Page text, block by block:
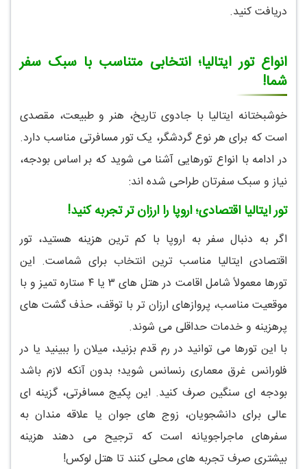
دریافت کنید.
انواع تور ایتالیا؛ انتخابی متناسب با سبک سفر
شما!
خوشبختانه ایتالیا با جادوی تاریخ، هنر و طبیعت، مقصدی
است که برای هر نوع گردشگر، یک تور مسافرتی مناسب دارد.
در ادامه با انواع تورهایی آشنا می شوید که بر اساس بودجه،
نیاز و سبک سفرتان طراحی شده اند:
تور ایتالیا اقتصادی؛ اروپا را ارزان تر تجربه کنید!
اگر به دنبال سفر به اروپا با کم ترین هزینه هستید، تور
اقتصادی ایتالیا مناسب ترین انتخاب برای شماست. این
تورها معمولاً شامل اقامت در هتل های ۳ یا ۴ ستاره تمیز و با
موقعیت مناسب، پروازهای ارزان تر با توقف، حذف گشت های
پرهزینه و خدمات حداقلی می شوند.
با این تورها می توانید در رم قدم بزنید، میلان را ببینید یا در
فلورانس غرق معماری رنسانس شوید؛ بدون آنکه لازم باشد
بودجه ای سنگین صرف کنید. این پکیج مسافرتی، گزینه ای
عالی برای دانشجویان، زوج های جوان یا علاقه مندان به
سفرهای ماجراجویانه است که ترجیح می دهند هزینه
بیشتری صرف تجربه های محلی کنند تا هتل لوکس!